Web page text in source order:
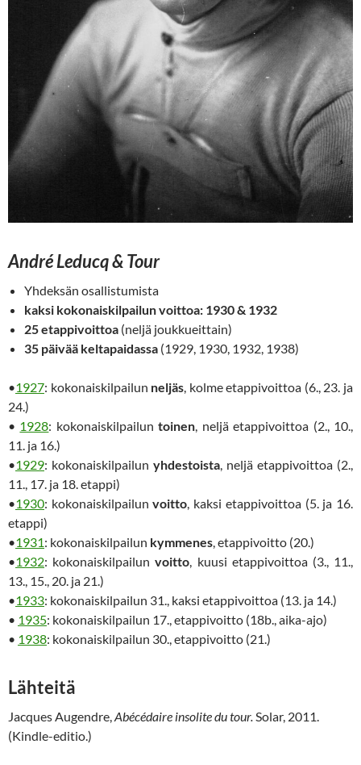
André Leducq & Tour
Yhdeksän osallistumista
kaksi kokonaiskilpailun voittoa: 1930 & 1932
25 etappivoittoa (neljä joukkueittain)
35 päivää keltapaidassa (1929, 1930, 1932, 1938)
•1927: kokonaiskilpailun neljäs , kolme etappivoittoa (6., 23. ja
24.)
• 1928: kokonaiskilpailuntoinen , neljä etappivoittoa (2., 10.,
11. ja 16.)
•1929: kokonaiskilpailun yhdestoista , neljä etappivoittoa (2.,
11., 17. ja 18. etappi)
•1930: kokonaiskilpailunvoitto , kaksi etappivoittoa (5. ja 16.
etappi)
•1931: kokonaiskilpailun kymmenes , etappivoitto (20.)
•1932: kokonaiskilpailunvoitto , kuusi etappivoittoa (3., 11.,
13., 15., 20. ja 21.)
•1933: kokonaiskilpailun 31., kaksi etappivoittoa (13. ja 14.)
• 1935: kokonaiskilpailun 17., etappivoitto (18b., aika-ajo)
• 1938: kokonaiskilpailun 30., etappivoitto (21.)
Lähteitä
Jacques Augendre, Abécédaire insolite du tour. Solar, 2011.
(Kindle-editio.)